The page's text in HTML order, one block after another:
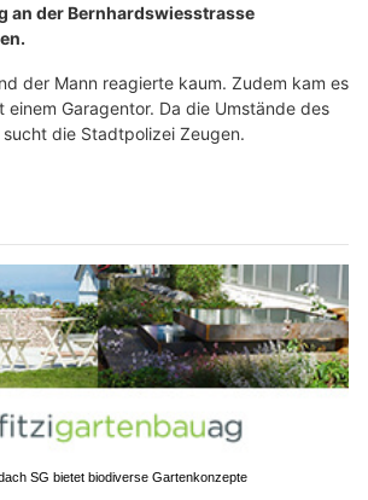
an der Bernhardswiesstrasse
der Mann reagierte kaum. Zudem kam es
einem Garagentor. Da die Umstände des
die Stadtpolizei Zeugen.
SG bietet biodiverse Gartenkonzepte